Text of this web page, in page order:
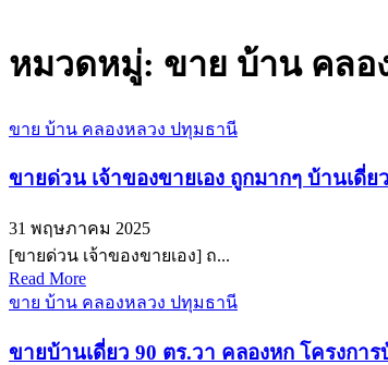
หมวดหมู่: ขาย บ้าน คลอ
ขาย บ้าน คลองหลวง ปทุมธานี
ขายด่วน เจ้าของขายเอง ถูกมากๆ บ้านเดี่
31 พฤษภาคม 2025
[ขายด่วน เจ้าของขายเอง] ถ...
Read More
ขาย บ้าน คลองหลวง ปทุมธานี
ขายบ้านเดี่ยว 90 ตร.วา คลองหก โครงกา